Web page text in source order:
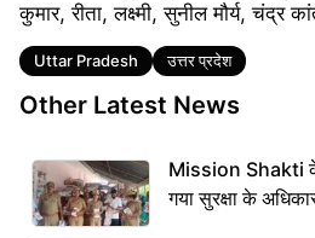
कुमार, रीता, लक्ष्मी, सुनील मौर्य, चंद्र
Tags
Uttar Pradesh उत्तर प्रदेश
Other Latest News
Mission Shakti के
गया सुरक्षा के